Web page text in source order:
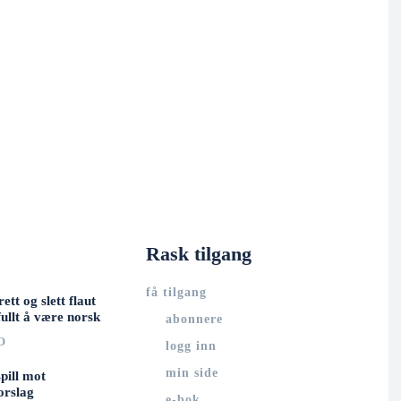
og slett flaut
å være norsk
mot
Rask tilgang
få tilgang
abonnere
logg inn
min side